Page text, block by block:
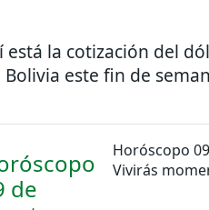
está la cotización del
Bolivia este fin de
Horóscopo
Vivirás